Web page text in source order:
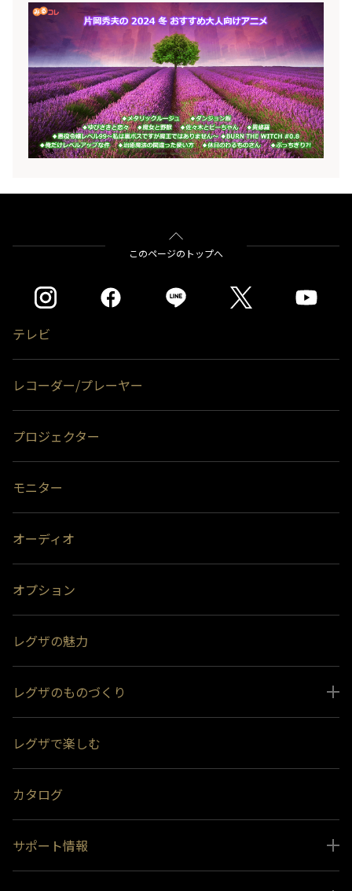
件 ◆治癒魔法の間違った使い方 ◆休日のわるものさ
ん ◆ぶっちぎり?! の12作品をPVリンク付でご紹
介。
このページのトップへ
テレビ
レコーダー/プレーヤー
プロジェクター
モニター
オーディオ
オプション
レグザの魅力
レグザのものづくり
スペシャルコンテンツ
受賞履歴
レグザで楽しむ
カタログ
サポート情報
取扱説明書ダウンロード